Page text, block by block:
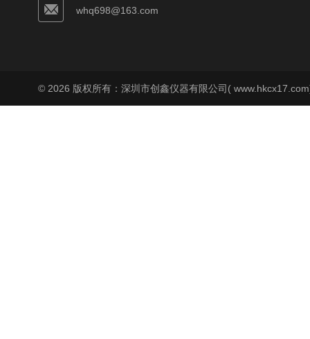
whq698@163.com
© 2026 版权所有：深圳市创鑫仪器有限公司(